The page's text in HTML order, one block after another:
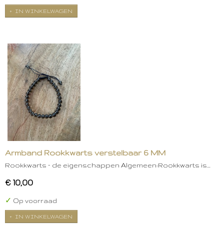
IN WINKELWAGEN
Armband Rookkwarts verstelbaar 6 MM
Rookkwarts – de eigenschappen Algemeen:Rookkwarts is…
€ 10,00
✓ Op voorraad
IN WINKELWAGEN